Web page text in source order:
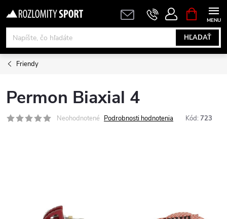
na
obsah
HĽADAŤ
KOŠÍK
Friendy
Permon Biaxial 4
Neohodnotené Podrobnosti hodnotenia Kód: 723